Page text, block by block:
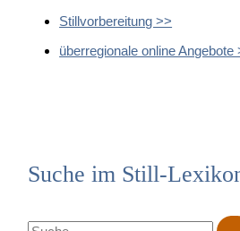
Stillvorbereitung >>
überregionale online Angebote
Suche im Still-
S